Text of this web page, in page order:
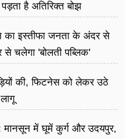
है अ​तिरिक्त बोझ
का इस्तीफा जनता के अंदर से
चलेगा 'बोलती पब्लिक'
की, फिटनेस को लेकर उठे
में घूमें कुर्ग और उदयपुर,